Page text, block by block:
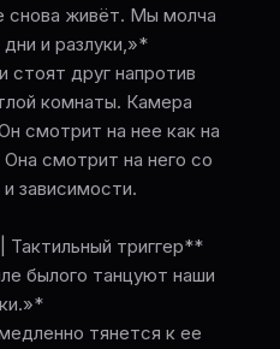
живёт. Мы молча
и разлуки,»*
друг напротив
комнаты. Камера
смотрит на нее как на
смотрит на него со
зависимости.
триггер**
былого танцуют наши
тянется к ее